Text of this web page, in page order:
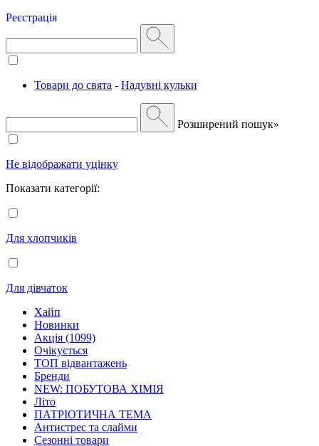
Реєстрація
Товари до свята - Надувні кульки
Розширений пошук»
Не відображати уцінку
Показати категорії:
Для хлопчиків
Для дівчаток
Хайп
Новинки
Акція (1099)
Очікується
ТОП відвантажень
Бренди
NEW: ПОБУТОВА ХІМІЯ
Літо
ПАТРІОТИЧНА ТЕМА
Антистрес та слайми
Сезонні товари